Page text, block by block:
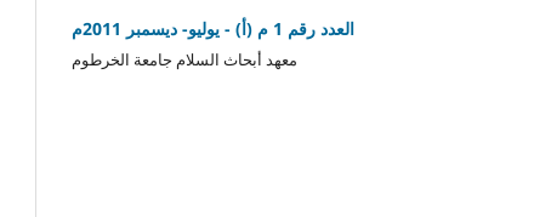
العدد رقم 1 م (أ) - يوليو- ديسمبر 2011م
معهد أبحاث السلام جامعة الخرطوم